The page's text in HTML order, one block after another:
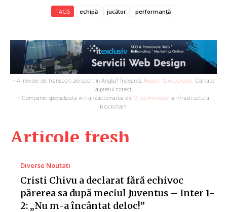
Articole fresh
Diverse Noutati
Cristi Chivu a declarat fără echivoc
părerea sa după meciul Juventus – Inter 1-
2: „Nu m-a încântat deloc!”
TAGS echipă jucător performanță
- Ai nevoie de transport aeroport in Anglia? Încearcă Airport Taxi London. Calitate
la prețul corect.
- Companie specializata in tranzactionarea de Criptomonede si infrastructura
blockchain.